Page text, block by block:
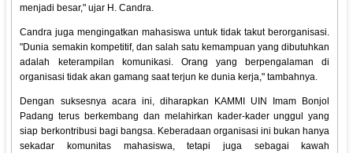
menjadi besar," ujar H. Candra.
Candra juga mengingatkan mahasiswa untuk tidak takut berorganisasi.
"Dunia semakin kompetitif, dan salah satu kemampuan yang dibutuhkan
adalah keterampilan komunikasi. Orang yang berpengalaman di
organisasi tidak akan gamang saat terjun ke dunia kerja," tambahnya.
Dengan suksesnya acara ini, diharapkan KAMMI UIN Imam Bonjol
Padang terus berkembang dan melahirkan kader-kader unggul yang
siap berkontribusi bagi bangsa. Keberadaan organisasi ini bukan hanya
sekadar komunitas mahasiswa, tetapi juga sebagai kawah